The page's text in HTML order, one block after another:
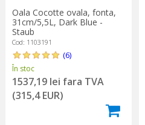
Oala Cocotte ovala, fonta,
31cm/5,5L, Dark Blue -
Staub
Cod: 1103191
(6)
În stoc
1537,19 lei fara TVA
(315,4 EUR)